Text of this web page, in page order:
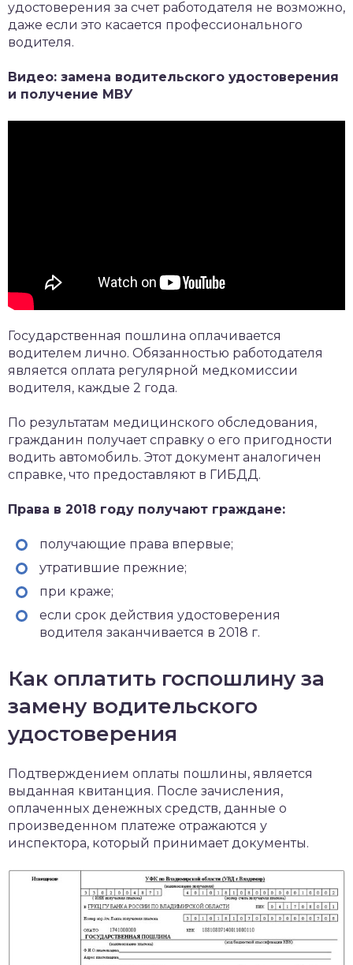
удостоверения за счет работодателя не возможно,
даже если это касается профессионального
водителя.
Видео: замена водительского удостоверения
и получение МВУ
Государственная пошлина оплачивается
водителем лично. Обязанностью работодателя
является оплата регулярной медкомиссии
водителя, каждые 2 года.
По результатам медицинского обследования,
гражданин получает справку о его пригодности
водить автомобиль. Этот документ аналогичен
справке, что предоставляют в ГИБДД.
Права в 2018 году получают граждане:
получающие права впервые;
утратившие прежние;
при краже;
если срок действия удостоверения
водителя заканчивается в 2018 г.
Как оплатить госпошлину за
замену водительского
удостоверения
Подтверждением оплаты пошлины, является
выданная квитанция. После зачисления,
оплаченных денежных средств, данные о
произведенном платеже отражаются у
инспектора, который принимает документы.